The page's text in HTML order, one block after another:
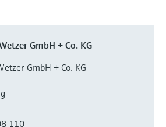
GmbH + Co. KG
GmbH + Co. KG
110